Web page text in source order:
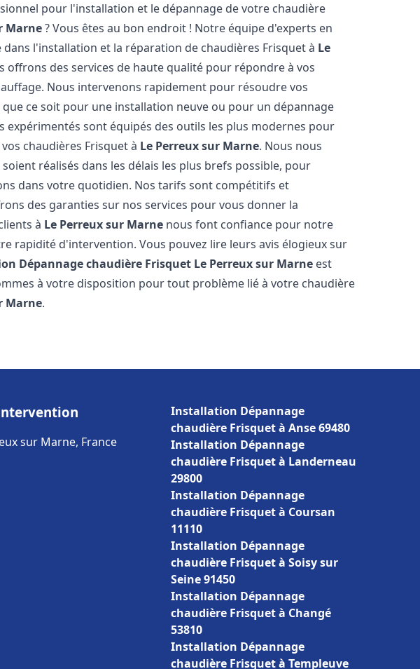
pour l'installation et le dépannage de votre chaudière
Marne? Vous êtes au bon endroit ! Notre équipe d'experts en
dans l'installation et la réparation de chaudières Frisquet à Le
offrons des services de haute qualité pour répondre à vos
Nous intervenons rapidement pour résoudre vos
ce soit pour une installation neuve ou pour un dépannage
expérimentés sont équipés des outils les plus modernes pour
chaudières Frisquet à Le Perreux sur Marne. Nous nous
réalisés dans les délais les plus brefs possible, pour
dans votre quotidien. Nos tarifs sont compétitifs et
des garanties sur nos services pour vous donner la
à Le Perreux sur Marne nous font confiance pour notre
rapidité d'intervention. Vous pouvez lire leurs avis élogieux sur
Dépannage chaudière Frisquet Le Perreux sur Marne est
à votre disposition pour tout problème lié à votre chaudière
Marne.
sur Marne, France
Installation Dépannage
chaudière Frisquet à Anse 69480
Installation Dépannage
chaudière Frisquet à Landerneau
29800
Installation Dépannage
chaudière Frisquet à Coursan
11110
Installation Dépannage
chaudière Frisquet à Soisy sur
Seine 91450
Installation Dépannage
chaudière Frisquet à Changé
53810
Installation Dépannage
chaudière Frisquet à Templeuve